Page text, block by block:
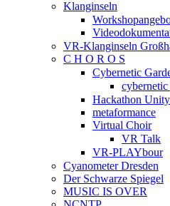
Klanginseln
VR-Klanginseln
C H O R O S
Cybernetic
Hackathon
metaformance
Virtual Choir
VR Talk
VR-PLAYbour
Cyanometer Dresden
Der Schwarze Spiegel
MUSIC IS OVER